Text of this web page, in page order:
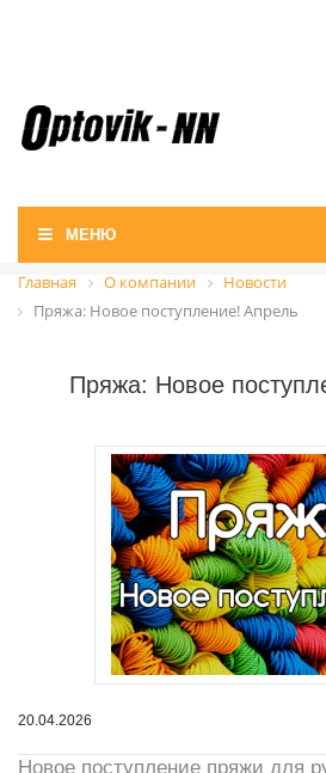
МЕНЮ
Главная О компании
Новости
Пряжа: Новое поступление! Апрель
Пряжа: Новое
20.04.2026
Новое поступление пряжи для